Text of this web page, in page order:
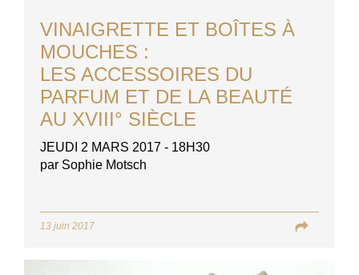
VINAIGRETTE ET BOÎTES À
MOUCHES :
LES ACCESSOIRES DU
PARFUM ET DE LA BEAUTÉ
AU XVIII° SIÈCLE
JEUDI 2 MARS 2017 - 18H30
par Sophie Motsch
13 juin 2017